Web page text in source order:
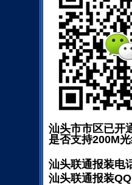
汕头市市区已开
是否支持200M
汕头联通报装电
汕头联通报装